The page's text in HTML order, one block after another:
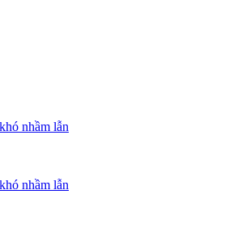
nhầm lẫn
nhầm lẫn